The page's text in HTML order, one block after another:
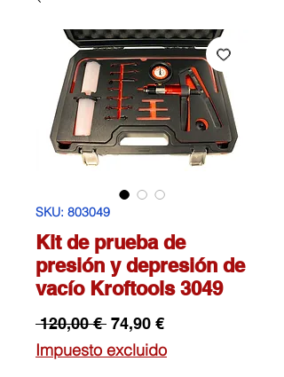
SKU: 803049
Kit de prueba de
presión y depresión de
vacío Kroftools 3049
120,00 € Precio
74,90 €Precio
de
oferta
Impuesto excluido